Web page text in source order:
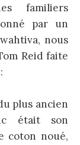
familiers
par un
nous
Reid faite
plus ancien
était son
coton noué,